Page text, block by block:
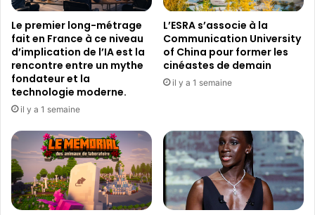
r
s
é
e
s
T
t
i
h
o
u
d
a
t
i
o
n
v
c
a
n
e
s
Le premier long-métrage
fait en France à ce niveau
d’implication de l’IA est la
rencontre entre un mythe
fondateur et la
technologie moderne.
il y a 1 semaine
L’ESRA s’associe à la
Communication University
of China pour former les
cinéastes de demain
il y a 1 semaine